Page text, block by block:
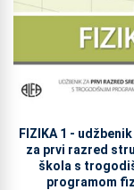
FIZIKA 1 -
za prvi razred
škola s
programom